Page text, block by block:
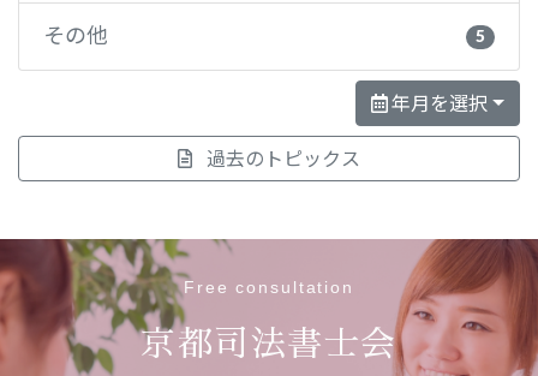
その他 5
年月を選択
過去のトピックス
Free consultation
京都司法書士会